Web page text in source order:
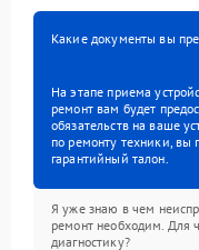
Какие документы вы
На этапе приема
ремонт вам будет
обязательств на ваше
по ремонту техники, вы
гарантийный талон.
Я уже знаю в чем
ремонт необходим. Для
диагностику?